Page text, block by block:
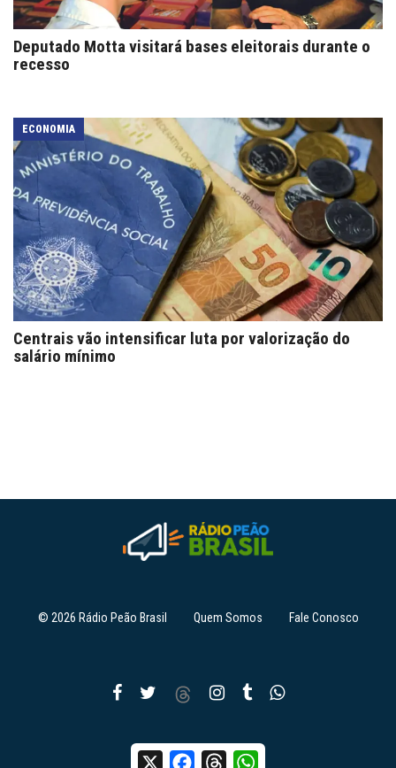
Deputado Motta visitará bases eleitorais durante o
recesso
ECONOMIA
Centrais vão intensificar luta por valorização do
salário mínimo
© 2026 Rádio Peão Brasil Quem Somos Fale Conosco
FacebookThreads